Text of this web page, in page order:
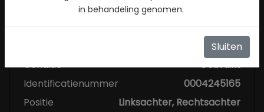
Conditie
Gebruikt
Identificatienummer
0004245165
Positie
Linksachter, Rechtsachter
in behandeling genomen.
Sluiten